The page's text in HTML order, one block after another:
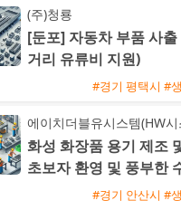
(주)청룡
[둔포] 자동차 부품 사
거리 유류비 지원)
#경기 평택시 #
에이치더블유시스템(HW
화성 화장품 용기 제조
초보자 환영 및 풍부한
#경기 안산시 #